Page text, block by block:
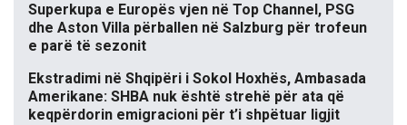
Superkupa e Europës vjen në Top Channel, PSG
dhe Aston Villa përballen në Salzburg për trofeun
e parë të sezonit
Ekstradimi në Shqipëri i Sokol Hoxhës, Ambasada
Amerikane: SHBA nuk është strehë për ata që
keqpërdorin emigracioni për t’i shpëtuar ligjit